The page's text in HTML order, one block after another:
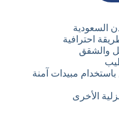
السعودية
احترافية
والشقق
مبيدات آمنة
الأخرى